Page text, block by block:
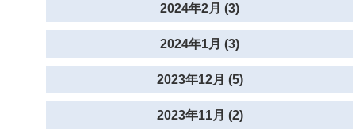
2024年2月 (3)
2024年1月 (3)
2023年12月 (5)
2023年11月 (2)